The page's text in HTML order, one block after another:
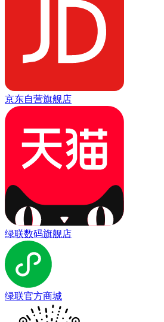
京东自营旗舰店
绿联数码旗舰店
绿联官方商城